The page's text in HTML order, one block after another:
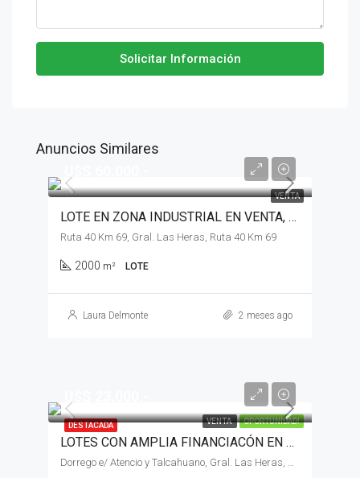
Solicitar Información
Anuncios Similares
VENTA
LOTE EN ZONA INDUSTRIAL EN VENTA, GENERAL LAS HERAS
Ruta 40 Km 69, Gral. Las Heras, Ruta 40 Km 69
2000 m² LOTE
Laura Delmonte 2 meses ago
DESTACADA VENTA OPORTUNIDAD!
LOTES CON AMPLIA FINANCIACÓN EN VENTA, GENERAL LAS HERAS